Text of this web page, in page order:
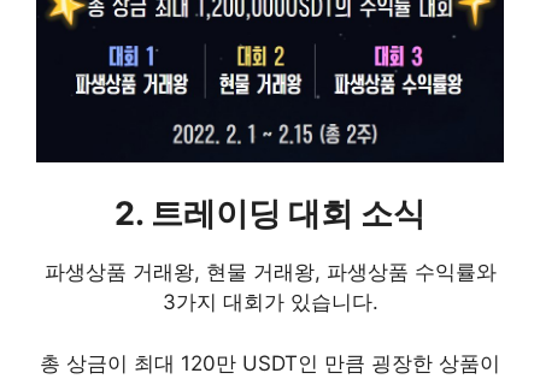
2. 트레이딩 대회 소식
파생상품 거래왕, 현물 거래왕, 파생상품 수익률와
3가지 대회가 있습니다.
총 상금이 최대 120만 USDT인 만큼 굉장한 상품이